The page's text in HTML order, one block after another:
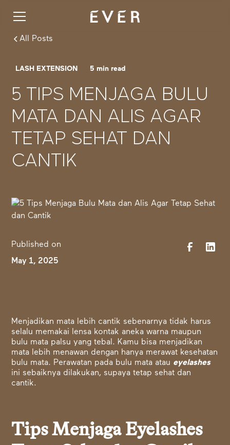
All Posts
LASH EXTENSION 5 min read
5 TIPS MENJAGA BULU
MATA DAN ALIS AGAR
TETAP SEHAT DAN
CANTIK
Published on
May 1, 2025
Menjadikan mata lebih cantik sebenarnya tidak harus
selalu memakai lensa kontak aneka warna maupun
bulu mata palsu yang tebal. Kamu bisa menjadikan
mata lebih menawan dengan hanya merawat kesehatan
bulu mata. Perawatan pada bulu mata atau eyelashes
ini sebaiknya dilakukan, supaya tetap sehat dan
cantik.
Tips Menjaga Eyelashes